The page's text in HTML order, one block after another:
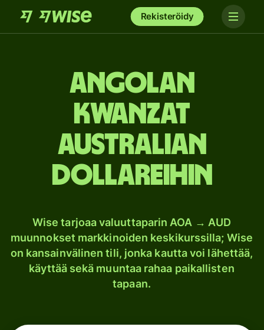
Rekisteröidy
Angolan
kwanzat
Australian
dollareihin
Wise tarjoaa valuuttaparin AOA → AUD
muunnokset markkinoiden keskikurssilla; Wise
on kansainvälinen tili, jonka kautta voi lähettää,
käyttää sekä muuntaa rahaa paikallisten
tapaan.